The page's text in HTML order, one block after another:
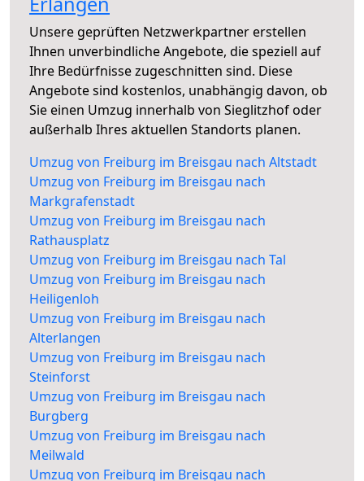
Unsere geprüften Netzwerkpartner erstellen
Ihnen unverbindliche Angebote, die speziell auf
Ihre Bedürfnisse zugeschnitten sind. Diese
Angebote sind kostenlos, unabhängig davon, ob
Sie einen Umzug innerhalb von Sieglitzhof oder
außerhalb Ihres aktuellen Standorts planen.
Umzug von Freiburg im Breisgau nach Altstadt
Umzug von Freiburg im Breisgau nach
Markgrafenstadt
Umzug von Freiburg im Breisgau nach
Rathausplatz
Umzug von Freiburg im Breisgau nach Tal
Umzug von Freiburg im Breisgau nach
Heiligenloh
Umzug von Freiburg im Breisgau nach
Alterlangen
Umzug von Freiburg im Breisgau nach
Steinforst
Umzug von Freiburg im Breisgau nach
Burgberg
Umzug von Freiburg im Breisgau nach
Meilwald
Umzug von Freiburg im Breisgau nach